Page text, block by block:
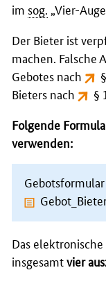
im sog. „Vier-
Der Bieter ist
machen. Falsche
Gebotes nach
Bieters nach
§
Folgende
verwenden:
Das
insgesamtvier